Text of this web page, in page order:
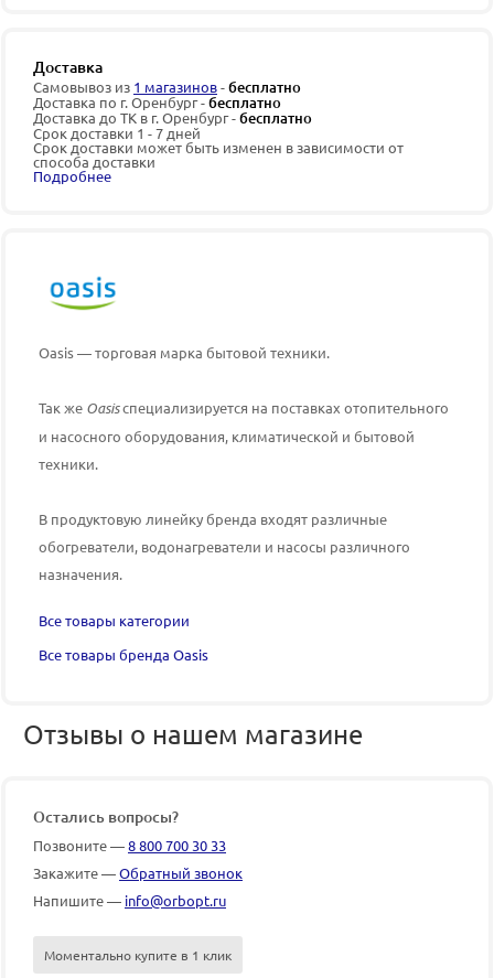
Доставка
Самовывоз из 1 магазинов-бесплатно
Доставка по г. Оренбург -бесплатно
Доставка до ТК в г. Оренбург -бесплатно
Срок доставки 1 - 7 дней
Срок доставки может быть изменен в зависимости от
способа доставки
Подробнее
Oasis — торговая марка бытовой техники.
Так же Oasisспециализируется на поставках отопительного
и насосного оборудования, климатической и бытовой
техники.
В продуктовую линейку бренда входят различные
обогреватели, водонагреватели и насосы различного
назначения.
Все товары категории
Все товары бренда Oasis
Отзывы о нашем магазине
Остались вопросы?
Позвоните —8 800 700 30 33
Закажите —Обратный звонок
Напишите — info@orbopt.ru
Моментально купите в 1 клик